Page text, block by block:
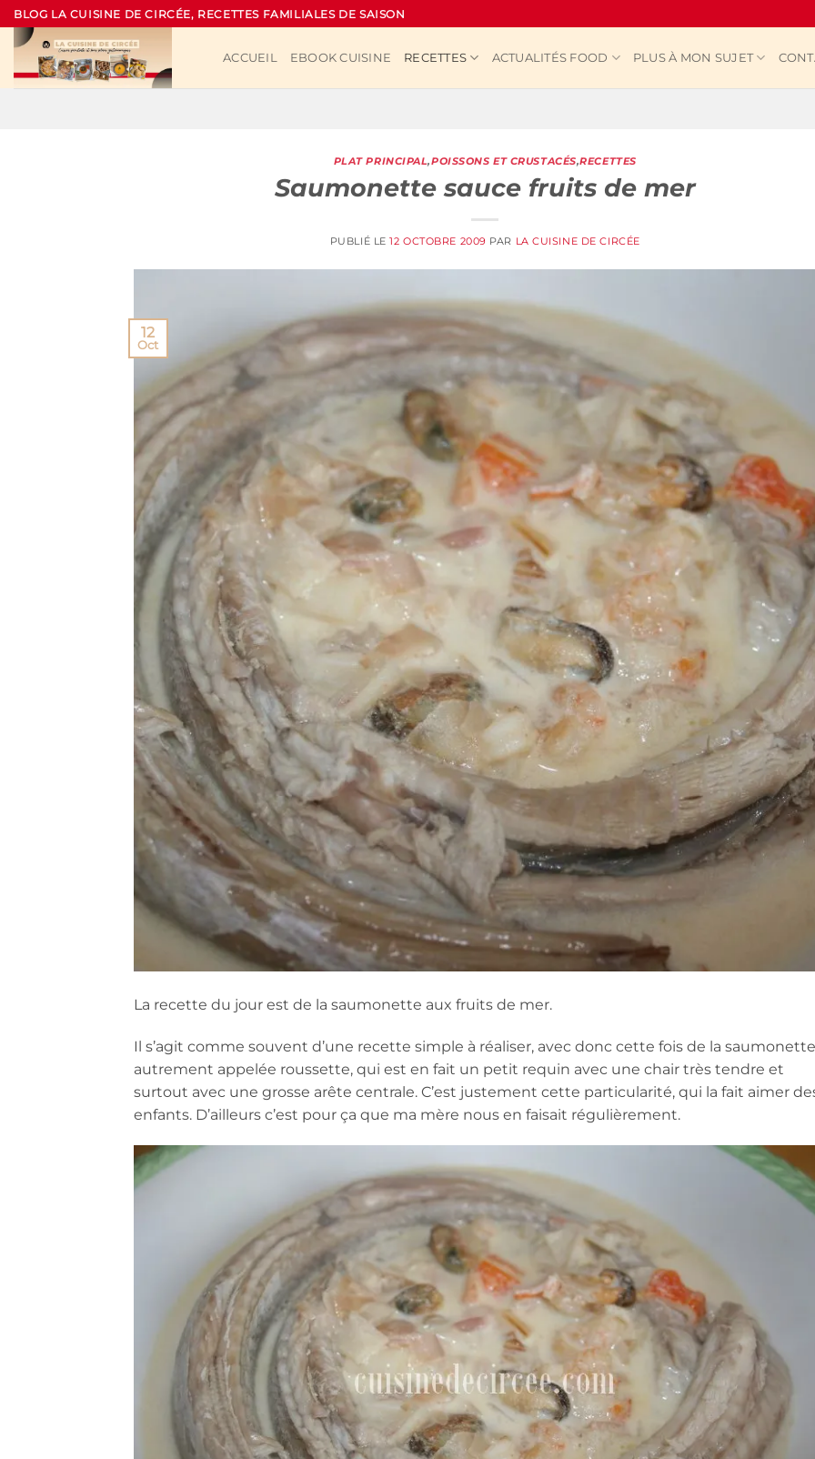
Passer
au
contenu
BLOG LA CUISINE DE CIRCÉE, RECETTES FAMILIALES DE SAISON
ACCUEIL EBOOK CUISINE RECETTES ACTUALITÉS FOOD PLUS À MON SUJET
PLAT PRINCIPAL,POISSONS ET CRUSTACÉS,RECETTES
Saumonette sauce fruits de mer
PUBLIÉ LE12 OCTOBRE 2009 PAR LA CUISINE DE CIRCÉE
12
Oct
La recette du jour est de la saumonette aux fruits de mer.
Il s’agit comme souvent d’une recette simple à réaliser, avec donc cette fois de la
autrement appelée roussette, qui est en fait un petit requin avec une chair très tendre et
surtout avec une grosse arête centrale. C’est justement cette particularité, qui la fait aimer
enfants. D’ailleurs c’est pour ça que ma mère nous en faisait régulièrement.